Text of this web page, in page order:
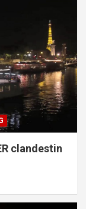
clandestin